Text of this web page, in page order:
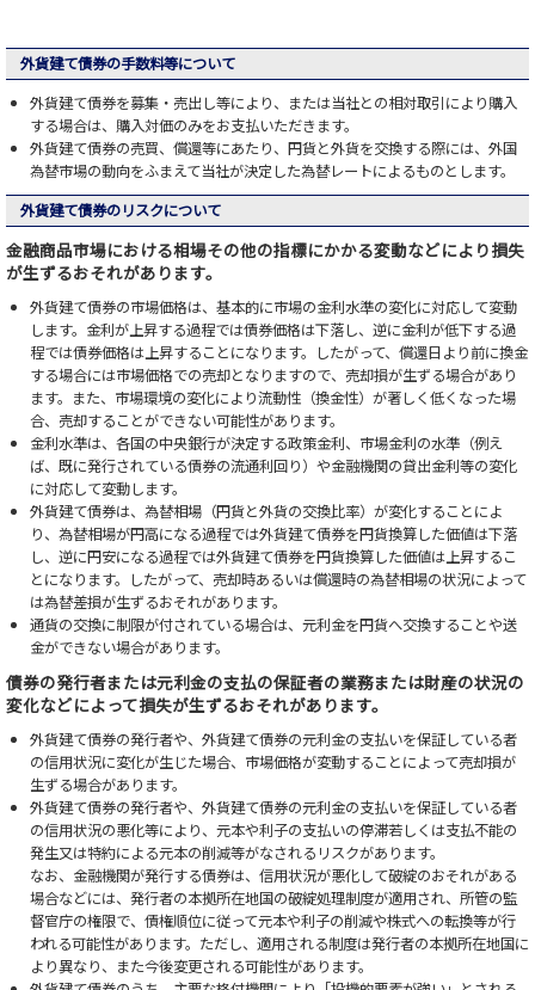
外貨建て債券の手数料等について
外貨建て債券を募集・売出し等により、または当社との相対取引により購入
する場合は、購入対価のみをお支払いただきます。
外貨建て債券の売買、償還等にあたり、円貨と外貨を交換する際には、外国
為替市場の動向をふまえて当社が決定した為替レートによるものとします。
外貨建て債券のリスクについて
金融商品市場における相場その他の指標にかかる変動などにより損失
が生ずるおそれがあります。
外貨建て債券の市場価格は、基本的に市場の金利水準の変化に対応して変動
します。金利が上昇する過程では債券価格は下落し、逆に金利が低下する過
程では債券価格は上昇することになります。したがって、償還日より前に換金
する場合には市場価格での売却となりますので、売却損が生ずる場合があり
ます。また、市場環境の変化により流動性（換金性）が著しく低くなった場
合、売却することができない可能性があります。
金利水準は、各国の中央銀行が決定する政策金利、市場金利の水準（例え
ば、既に発行されている債券の流通利回り）や金融機関の貸出金利等の変化
に対応して変動します。
外貨建て債券は、為替相場（円貨と外貨の交換比率）が変化することによ
り、為替相場が円高になる過程では外貨建て債券を円貨換算した価値は下落
し、逆に円安になる過程では外貨建て債券を円貨換算した価値は上昇するこ
とになります。したがって、売却時あるいは償還時の為替相場の状況によって
は為替差損が生ずるおそれがあります。
通貨の交換に制限が付されている場合は、元利金を円貨へ交換することや送
金ができない場合があります。
債券の発行者または元利金の支払の保証者の業務または財産の状況の
変化などによって損失が生ずるおそれがあります。
外貨建て債券の発行者や、外貨建て債券の元利金の支払いを保証している者
の信用状況に変化が生じた場合、市場価格が変動することによって売却損が
生ずる場合があります。
外貨建て債券の発行者や、外貨建て債券の元利金の支払いを保証している者
の信用状況の悪化等により、元本や利子の支払いの停滞若しくは支払不能の
発生又は特約による元本の削減等がなされるリスクがあります。
なお、金融機関が発行する債券は、信用状況が悪化して破綻のおそれがある
場合などには、発行者の本拠所在地国の破綻処理制度が適用され、所管の監
督官庁の権限で、債権順位に従って元本や利子の削減や株式への転換等が行
われる可能性があります。ただし、適用される制度は発行者の本拠所在地国に
より異なり、また今後変更される可能性があります。